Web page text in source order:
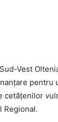
Vest
Regional.